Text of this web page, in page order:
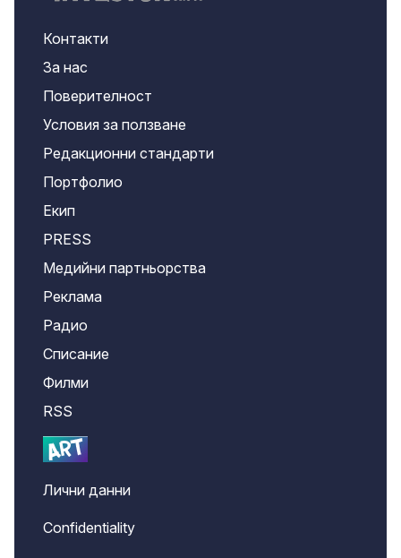
Контакти
За нас
Поверителност
Условия за ползване
Редакционни стандарти
Портфолио
Екип
PRESS
Медийни партньорства
Реклама
Радио
Списание
Филми
RSS
Лични данни
Confidentiality